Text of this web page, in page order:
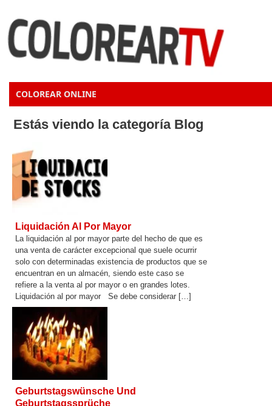
COLOREAR ONLINE
Estás viendo la categoría Blog
Liquidación Al Por Mayor
La liquidación al por mayor parte del hecho de que es
una venta de carácter excepcional que suele ocurrir
solo con determinadas existencia de productos que se
encuentran en un almacén, siendo este caso se
refiere a la venta al por mayor o en grandes lotes.
Liquidación al por mayor Se debe considerar […]
Geburtstagswünsche Und
Geburtstagssprüche